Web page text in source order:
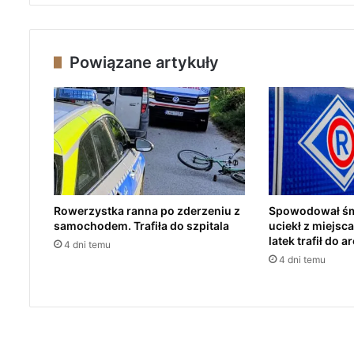
z
k
i
e
s
t
r
ą
K
a
i
ń
Powiązane artykuły
Rowerzystka ranna po zderzeniu z
samochodem. Trafiła do szpitala
4 dni temu
Spowodował
uciekł z
latek trafił do
4 dni temu